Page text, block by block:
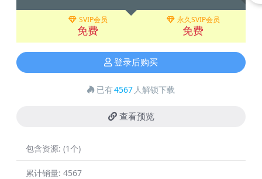
SVIP会员
免费
永久SVIP会员
免费
登录后购买
已有4567 人解锁下载
查看预览
包含资源: (1个)
累计销量: 4567